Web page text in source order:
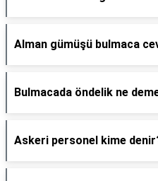
Alman gümüşü bulmaca
Bulmacada öndelik ne
Askeri personel kime